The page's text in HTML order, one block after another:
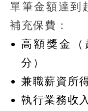
單筆金額達到
補充保費：
高額獎金
分）
兼職薪資所
執行業務收入